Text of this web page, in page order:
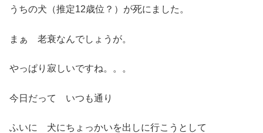
うちの犬（推定12歳位？）が死にました。
まぁ 老衰なんでしょうが。
やっぱり寂しいですね。。。
今日だって いつも通り
ふいに 犬にちょっかいを出しに行こうとして